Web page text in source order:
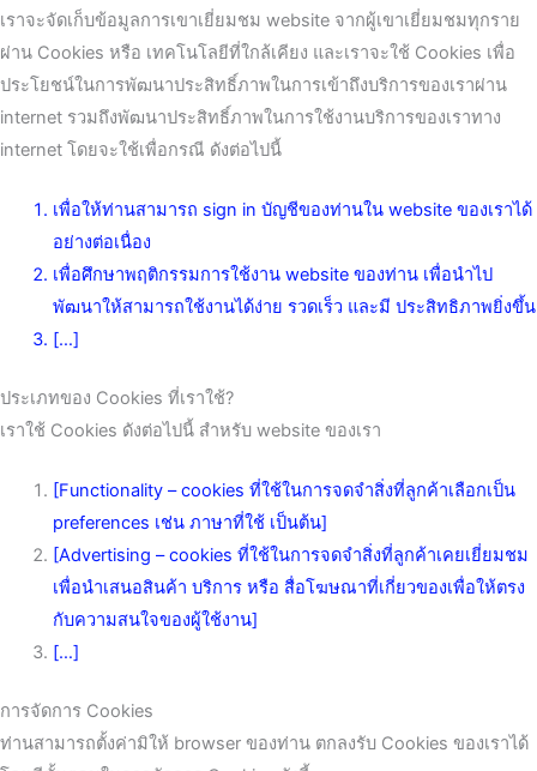
เราจะจัดเก็บข้อมูลการเขาเยี่ยมชม website จากผู้เขาเยี่ยมชมทุกราย
ผ่าน Cookies หรือ เทคโนโลยีที่ใกล้เคียง และเราจะใช้ Cookies เพื่อ
ประโยชน์ในการพัฒนาประสิทธิ์ภาพในการเข้าถึงบริการของเราผ่าน
internet รวมถึงพัฒนาประสิทธิ์ภาพในการใช้งานบริการของเราทาง
internet โดยจะใช้เพื่อกรณี ดังต่อไปนี้
เพื่อให้ท่านสามารถ sign in บัญชีของท่านใน website ของเราได้
อย่างต่อเนื่อง
เพื่อศึกษาพฤติกรรมการใช้งาน website ของท่าน เพื่อนำไป
พัฒนาให้สามารถใช้งานได้ง่าย รวดเร็ว และมี ประสิทธิภาพยิ่งขึ้น
[…]
ประเภทของ Cookies ที่เราใช้?
เราใช้ Cookies ดังต่อไปนี้ สำหรับ website ของเรา
[Functionality – cookies ที่ใช้ในการจดจำสิ่งที่ลูกค้าเลือกเป็น
preferences เช่น ภาษาที่ใช้ เป็นต้น]
[Advertising – cookies ที่ใช้ในการจดจำสิ่งที่ลูกค้าเคยเยี่ยมชม
เพื่อนำเสนอสินค้า บริการ หรือ สื่อโฆษณาที่เกี่ยวของเพื่อให้ตรง
กับความสนใจของผู้ใช้งาน]
[…]
การจัดการ Cookies
ท่านสามารถตั้งค่ามิให้ browser ของท่าน ตกลงรับ Cookies ของเราได้